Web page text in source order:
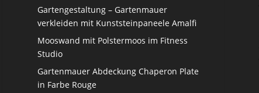
Gartengestaltung – Gartenmauer
verkleiden mit Kunststeinpaneele Amalfi
Mooswand mit Polstermoos im Fitness
Studio
Gartenmauer Abdeckung Chaperon Plate
in Farbe Rouge